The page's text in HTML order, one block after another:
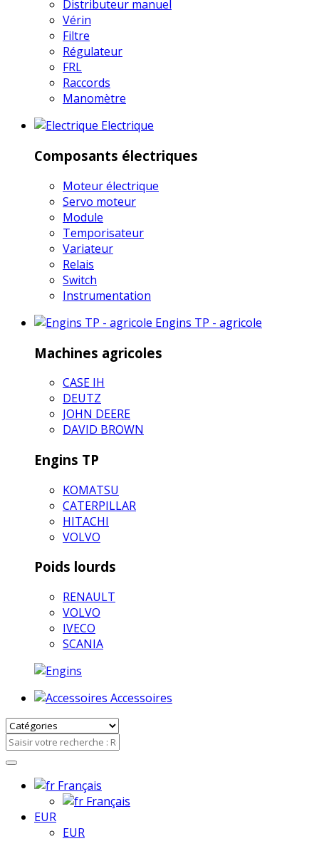
Distributeur manuel
Vérin
Filtre
Régulateur
FRL
Raccords
Manomètre
Electrique
Composants électriques
Moteur électrique
Servo moteur
Module
Temporisateur
Variateur
Relais
Switch
Instrumentation
Engins TP - agricole
Machines agricoles
CASE IH
DEUTZ
JOHN DEERE
DAVID BROWN
Engins TP
KOMATSU
CATERPILLAR
HITACHI
VOLVO
Poids lourds
RENAULT
VOLVO
IVECO
SCANIA
Accessoires
Français
Français
EUR
EUR